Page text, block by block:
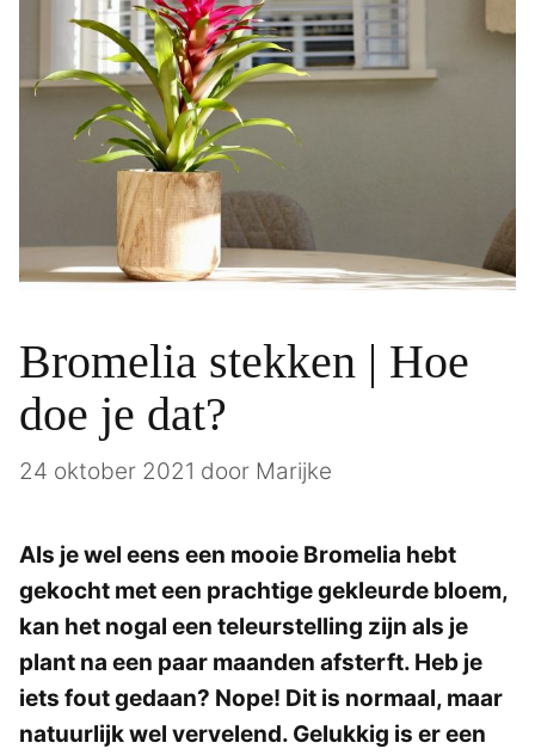
Bromelia stekken | Hoe
doe je dat?
24 oktober 2021 door Marijke
Als je wel eens een mooie Bromelia hebt
gekocht met een prachtige gekleurde bloem,
kan het nogal een teleurstelling zijn als je
plant na een paar maanden afsterft. Heb je
iets fout gedaan? Nope! Dit is normaal, maar
natuurlijk wel vervelend. Gelukkig is er een